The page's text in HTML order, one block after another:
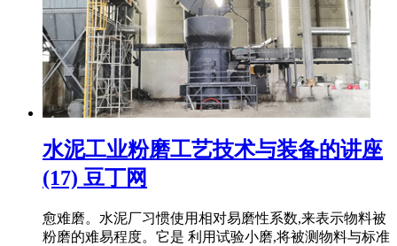
水泥工业粉磨工艺技术与装备的讲座
(17) 豆丁网
愈难磨。水泥厂习惯使用相对易磨性系数,来表示物料被
粉磨的难易程度。它是 利用试验小磨,将被测物料与标准